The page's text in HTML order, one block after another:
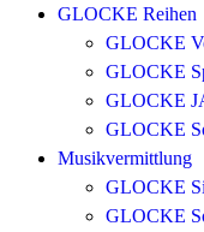
GLOCKE Reihen
GLOCKE
GLOCKE
GLOCKE
GLOCKE
Musikvermittlung
GLOCKE
GLOCKE